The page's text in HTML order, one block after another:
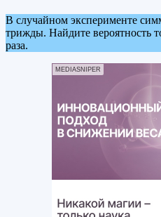
В случайном эксперименте
трижды. Найдите вероятность
раза.
MEDIASNIPER